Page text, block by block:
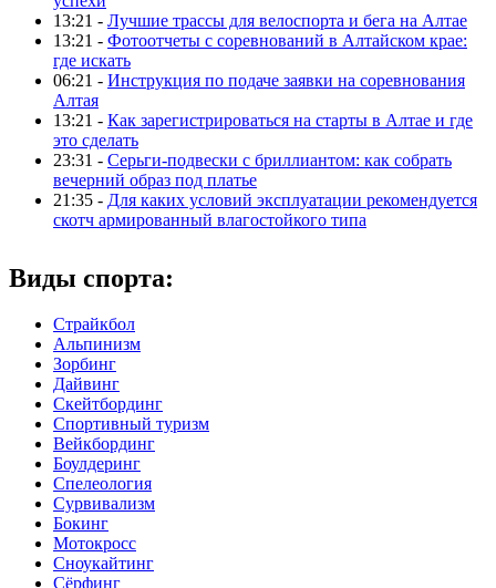
13:21 - Лучшие трассы для велоспорта и бега на Алтае
13:21 - Фотоотчеты с соревнований в Алтайском крае:
где искать
06:21 - Инструкция по подаче заявки на соревнования
Алтая
13:21 - Как зарегистрироваться на старты в Алтае и где
это сделать
23:31 - Серьги-подвески с бриллиантом: как собрать
вечерний образ под платье
21:35 - Для каких условий эксплуатации рекомендуется
скотч армированный влагостойкого типа
Виды спорта:
Страйкбол
Альпинизм
Зорбинг
Дайвинг
Скейтбординг
Спортивный туризм‎
Вейкбординг
Боулдеринг
Спелеология
Сурвивализм
Бокинг
Мотокросс
Сноукайтинг
Сёрфинг